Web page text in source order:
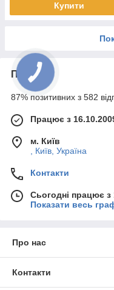
Купити
Про нас
87% позитивних з 582
Працює з
м. Київ
, Київ, Україна
Контакти
Сьогодні працює з
Показати весь
Про нас
Контакти